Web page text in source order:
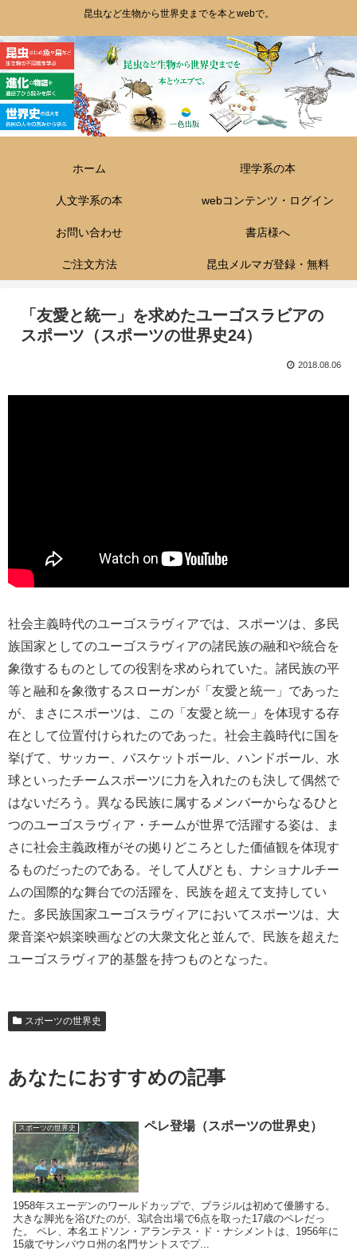
昆虫など生物から世界史までを本とwebで。
ホーム 理学系の本
人文学系の本 webコンテンツ・ログイン
お問い合わせ 書店様へ
ご注文方法 昆虫メルマガ登録・無料
「友愛と統一」を求めたユーゴスラビアの
スポーツ（スポーツの世界史24）
2018.08.06
社会主義時代のユーゴスラヴィアでは、スポーツは、多民
族国家としてのユーゴスラヴィアの諸民族の融和や統合を
象徴するものとしての役割を求められていた。諸民族の平
等と融和を象徴するスローガンが「友愛と統一」であった
が、まさにスポーツは、この「友愛と統一」を体現する存
在として位置付けられたのであった。社会主義時代に国を
挙げて、サッカー、バスケットボール、ハンドボール、水
球といったチームスポーツに力を入れたのも決して偶然で
はないだろう。異なる民族に属するメンバーからなるひと
つのユーゴスラヴィア・チームが世界で活躍する姿は、ま
さに社会主義政権がその拠りどころとした価値観を体現す
るものだったのである。そして人びとも、ナショナルチー
ムの国際的な舞台での活躍を、民族を超えて支持してい
た。多民族国家ユーゴスラヴィアにおいてスポーツは、大
衆音楽や娯楽映画などの大衆文化と並んで、民族を超えた
ユーゴスラヴィア的基盤を持つものとなった。
スポーツの世界史
あなたにおすすめの記事
スポーツの世界史 ペレ登場（スポーツの世界史）
1958年スエーデンのワールドカップで、ブラジルは初めて優勝する。
大きな脚光を浴びたのが、3試合出場で6点を取った17歳のペレだっ
た。 ペレ、本名エドソン・アランテス・ド・ナシメントは、1956年に
15歳でサンパウロ州の名門サントスでプ...